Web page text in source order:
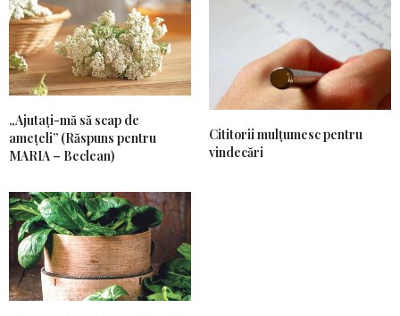
„Ajutați-mă să scap de
amețeli” (Răspuns pentru
MARIA – Beclean)
Cititorii mulțumesc pentru
vindecări